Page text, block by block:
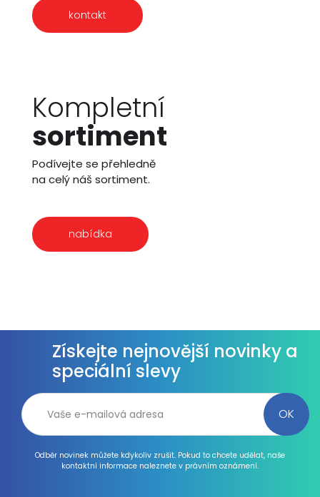
kontakt
Kompletní
sortiment
Podívejte se přehledně
na celý náš sortiment.
nabídka
Získejte nejnovější novinky a
speciální slevy
Odběr novinek můžete kdykoliv zrušit. Pokud to chcete udělat, naše
kontaktní informace naleznete v právním oznámení.